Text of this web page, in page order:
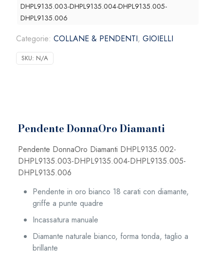
DHPL9135.003-DHPL9135.004-DHPL9135.005-
DHPL9135.006
Categorie: COLLANE & PENDENTI, GIOIELLI
SKU: N/A
Pendente DonnaOro Diamanti
Pendente DonnaOro Diamanti DHPL9135.002-
DHPL9135.003-DHPL9135.004-DHPL9135.005-
DHPL9135.006
Pendente in oro bianco 18 carati con diamante,
griffe a punte quadre
Incassatura manuale
Diamante naturale bianco, forma tonda, taglio a
brillante